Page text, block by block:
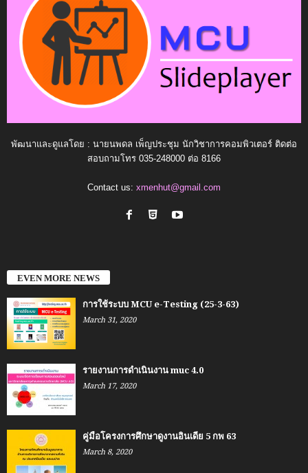
พัฒนาและดูแลโดย : นายนพดล เพ็ญประชุม นักวิชาการคอมพิวเตอร์ ติดต่อ
สอบถามโทร 035-248000 ต่อ 8166
Contact us: xmenhut@gmail.com
EVEN MORE NEWS
การใช้ระบบ MCU e-Testing (25-3-63)
March 31, 2020
รายงานการดำเนินงาน muc 4.0
March 17, 2020
คู่มือโครงการศึกษาดูงานอินเดีย 5 กพ 63
March 8, 2020